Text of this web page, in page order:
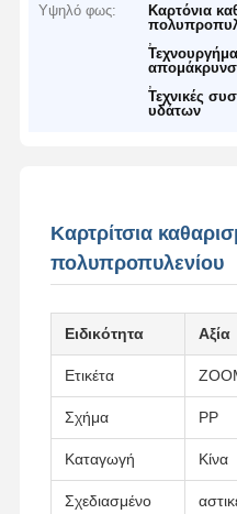
Υψηλό φως:
Καρτόνια
Τεχνικές
υδάτων
Καρτρίτσια
πολυπροπυλενίου
Ειδικότητα Αξία
Ετικέτα
Σχήμα PP
Καταγωγή Κίνα
Σχεδιασμένο